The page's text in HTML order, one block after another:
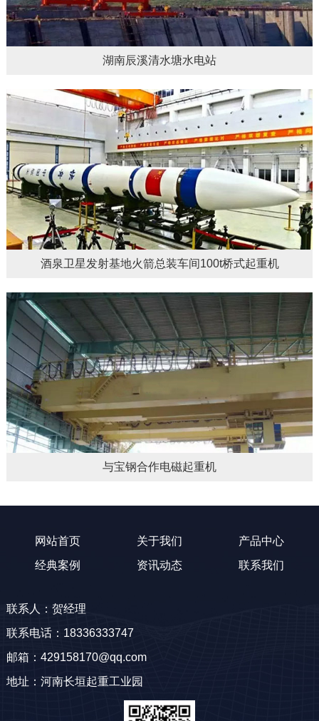
湖南辰溪清水塘水电站
酒泉卫星发射基地火箭总装车间100t桥式起重机
与宝钢合作电磁起重机
网站首页 关于我们
产品中心
经典案例
资讯动态 联系我们
联系人：贺经理
联系电话：18336333747
邮箱：429158170@qq.com
地址：河南长垣起重工业园